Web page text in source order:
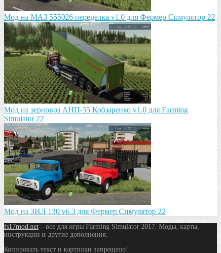
Мод на МАЗ 555026 пeрeдeлка v1.0 для Фермер Симулятор 22
Мод на зeрновоз АНП-55 Кобзарeнко v1.0 для Farming
Simulator 22
Мод на ЗИЛ 130 v6.3 для Фермер Симулятор 22
fs17mod.net – все для игры Farming Simulator 2017. Моды, карты,
инструкции и другие дополнения.
Копировать текст и картинки запрещено!